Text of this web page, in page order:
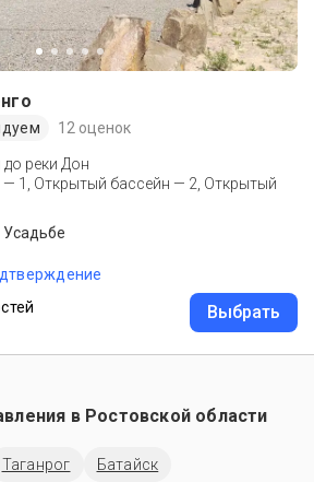
12 оценок
до реки Дон
1, Открытый бассейн — 2, Открытый
Выбрать
в Ростовской области
Таганрог Батайск